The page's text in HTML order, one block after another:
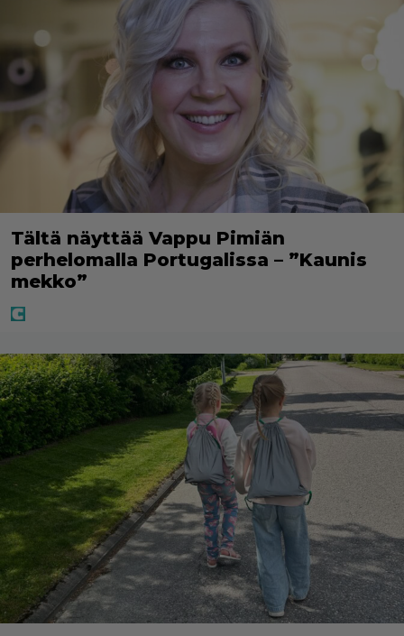
Tältä näyttää Vappu Pimiän
perhelomalla Portugalissa – ”Kaunis
mekko”